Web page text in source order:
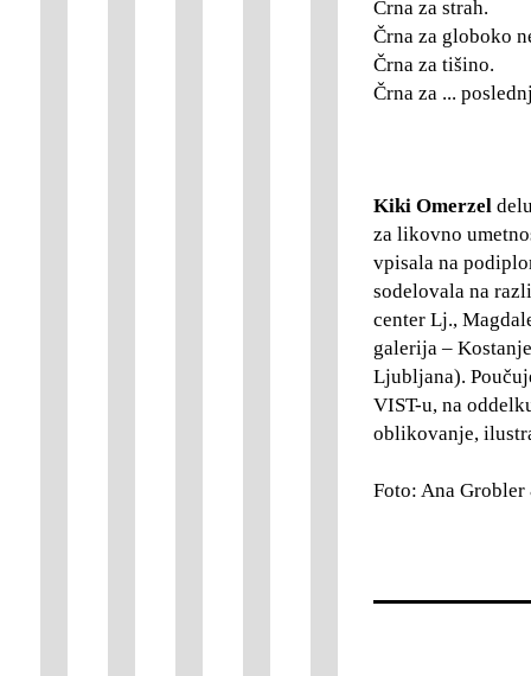
Črna za strah.
Črna za globoko
Črna za tišino.
Črna za ...
Kiki Omerzel
za likovno
vpisala na
sodelovala na
center Lj.,
galerija –
Ljubljana).
VIST-u, na
oblikovanje,
Foto: Ana